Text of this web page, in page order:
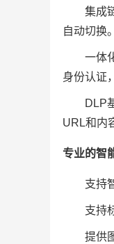
集成
自动切换。
一体
身份认证
DLP
URL和内
专业的智
支持
支持
提供